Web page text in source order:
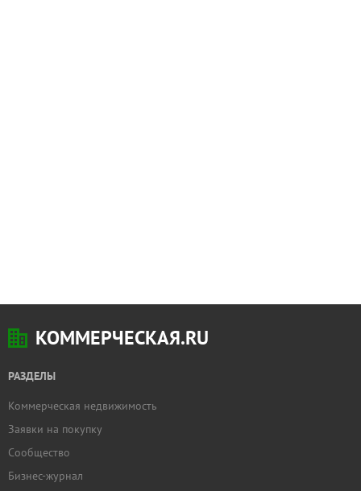
КОММЕРЧЕСКАЯ.RU
РАЗДЕЛЫ
Коммерческая недвижимость
Заявки на покупку
Сообщество
Бизнес-журнал